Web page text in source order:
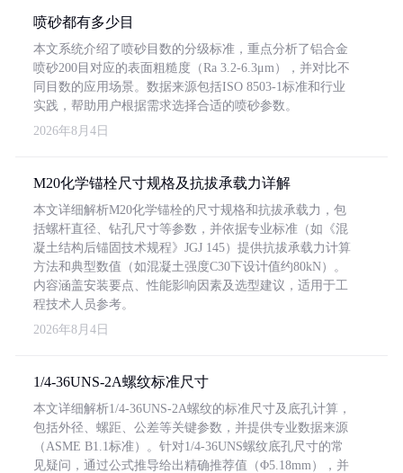
喷砂都有多少目
本文系统介绍了喷砂目数的分级标准，重点分析了铝合金
喷砂200目对应的表面粗糙度（Ra 3.2-6.3μm），并对比不
同目数的应用场景。数据来源包括ISO 8503-1标准和行业
实践，帮助用户根据需求选择合适的喷砂参数。
2026年8月4日
M20化学锚栓尺寸规格及抗拔承载力详解
本文详细解析M20化学锚栓的尺寸规格和抗拔承载力，包
括螺杆直径、钻孔尺寸等参数，并依据专业标准（如《混
凝土结构后锚固技术规程》JGJ 145）提供抗拔承载力计算
方法和典型数值（如混凝土强度C30下设计值约80kN）。
内容涵盖安装要点、性能影响因素及选型建议，适用于工
程技术人员参考。
2026年8月4日
1/4-36UNS-2A螺纹标准尺寸
本文详细解析1/4-36UNS-2A螺纹的标准尺寸及底孔计算，
包括外径、螺距、公差等关键参数，并提供专业数据来源
（ASME B1.1标准）。针对1/4-36UNS螺纹底孔尺寸的常
见疑问，通过公式推导给出精确推荐值（Φ5.18mm），并